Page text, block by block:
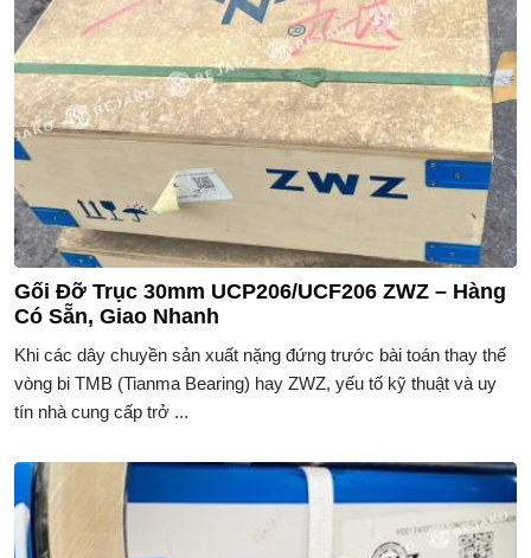
Gối Đỡ Trục 30mm UCP206/UCF206 ZWZ – Hàng
Có Sẵn, Giao Nhanh
Khi các dây chuyền sản xuất nặng đứng trước bài toán thay thế
vòng bi TMB (Tianma Bearing) hay ZWZ, yếu tố kỹ thuật và uy
tín nhà cung cấp trở ...